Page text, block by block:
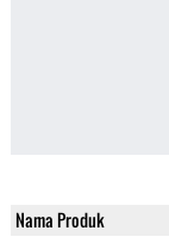
Nama Produk